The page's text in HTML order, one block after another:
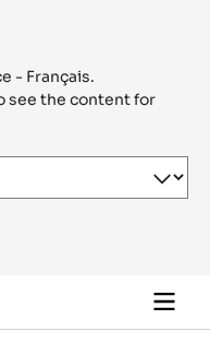
- Français.
see the content for
main